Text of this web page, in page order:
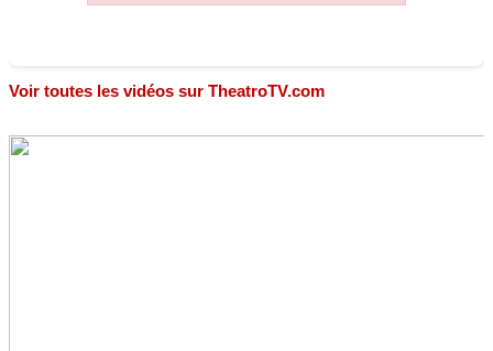
Voir toutes les vidéos sur TheatroTV.com